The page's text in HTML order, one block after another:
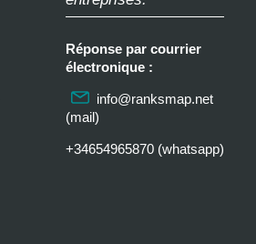
Réponse par courrier
électronique :
info@ranksmap.net
(mail)
+34654965870 (whatsapp)